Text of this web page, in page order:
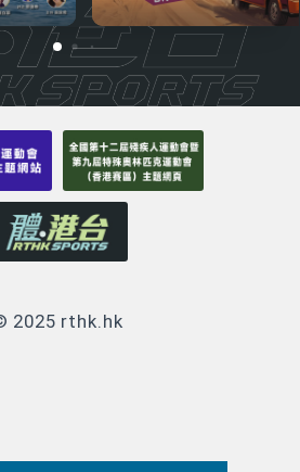
2025 rthk.hk